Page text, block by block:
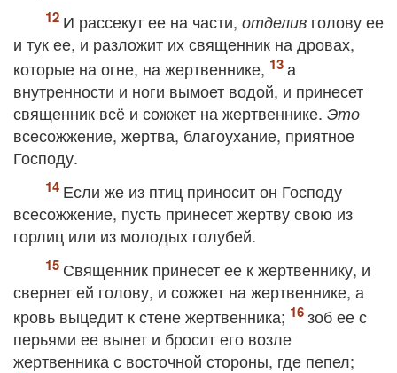
И рассекут ее на части, отделив голову ее
и тук ее, и разложит их священник на дровах,
которые на огне, на жертвеннике,
а
внутренности и ноги вымоет водой, и принесет
священник всё и сожжет на жертвеннике. Это
всесожжение, жертва, благоухание, приятное
Господу.
Если же из птиц приносит он Господу
всесожжение, пусть принесет жертву свою из
горлиц или из молодых голубей.
Священник принесет ее к жертвеннику, и
свернет ей голову, и сожжет на жертвеннике, а
кровь выцедит к стене жертвенника;
зоб ее с
перьями ее вынет и бросит его возле
жертвенника с восточной стороны, где пепел;